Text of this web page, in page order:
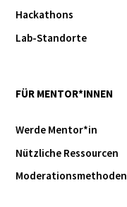
Hackathons
Lab-Standorte
FÜR MENTOR*INNEN
Werde Mentor*in
Nützliche Ressourcen
Moderationsmethoden